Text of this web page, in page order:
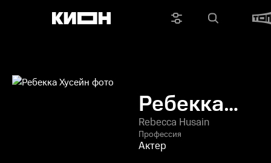
Ребекка
Хусейн
Rebecca Husain
Профессия
Актер